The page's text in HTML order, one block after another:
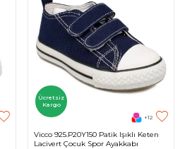
Ücretsiz
Kargo
+12
Vicco 925.P20Y150 Patik Işıklı Keten
Lacivert Çocuk Spor Ayakkabı